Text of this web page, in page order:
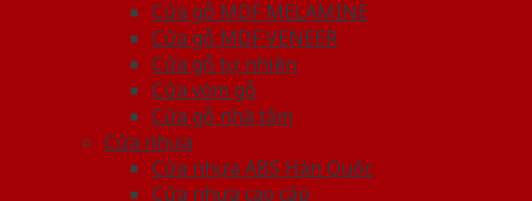
Cửa gỗ MDF MELAMINE
Cửa gỗ MDF VENEER
Cửa gỗ tự nhiên
Cửa vòm gỗ
Cửa gỗ nhà tắm
Cửa nhựa
Cửa nhựa ABS Hàn Quốc
Cửa nhựa cao cấp